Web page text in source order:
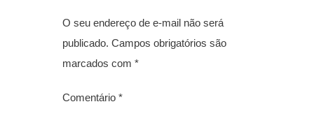
O seu endereço de e-mail não será
publicado. Campos obrigatórios são
marcados com *
Comentário *